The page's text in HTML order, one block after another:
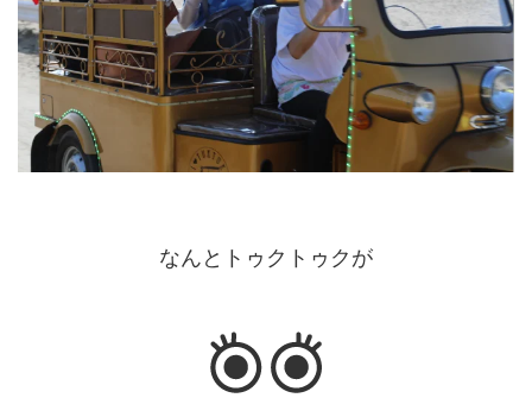
なんとトゥクトゥクが